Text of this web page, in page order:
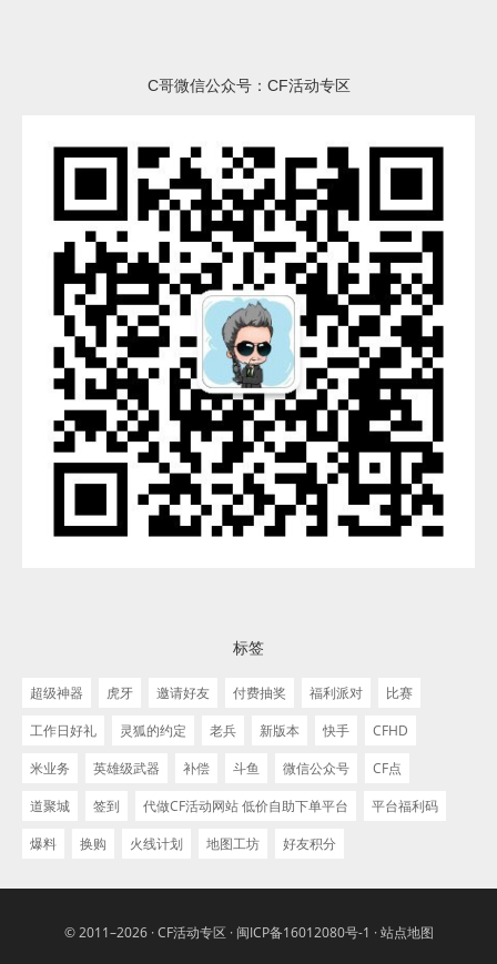
C哥微信公众号：CF活动专区
标签
超级神器 虎牙 邀请好友 付费抽奖 福利派对
比赛
工作日好礼
灵狐的约定 老兵 新版本 快手
CFHD
米业务
英雄级武器 补偿 斗鱼 微信公众号
CF点
道聚城
签到 代做CF活动网站 低价自助下单平台
平台福利码
爆料
换购 火线计划 地图工坊 好友积分
© 2011–2026 ·CF活动专区 · 闽ICP备16012080号-1 ·站点地图